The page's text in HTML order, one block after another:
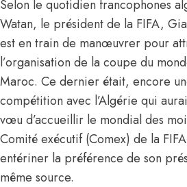
Selon le quotidien francophones
Watan, le président de la FIFA,
est en train de manœuvrer pour
l’organisation de la coupe du
Maroc. Ce dernier était, encore
compétition avec l’Algérie qui
vœu d’accueillir le mondial des
Comité exécutif (Comex) de la
entériner la préférence de son
même source.